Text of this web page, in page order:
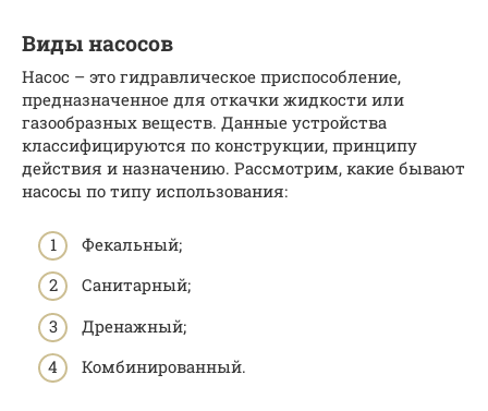
Виды насосов
Насос – это гидравлическое приспособление,
предназначенное для откачки жидкости или
газообразных веществ. Данные устройства
классифицируются по конструкции, принципу
действия и назначению. Рассмотрим, какие бывают
насосы по типу использования:
Фекальный;
Санитарный;
Дренажный;
Комбинированный.